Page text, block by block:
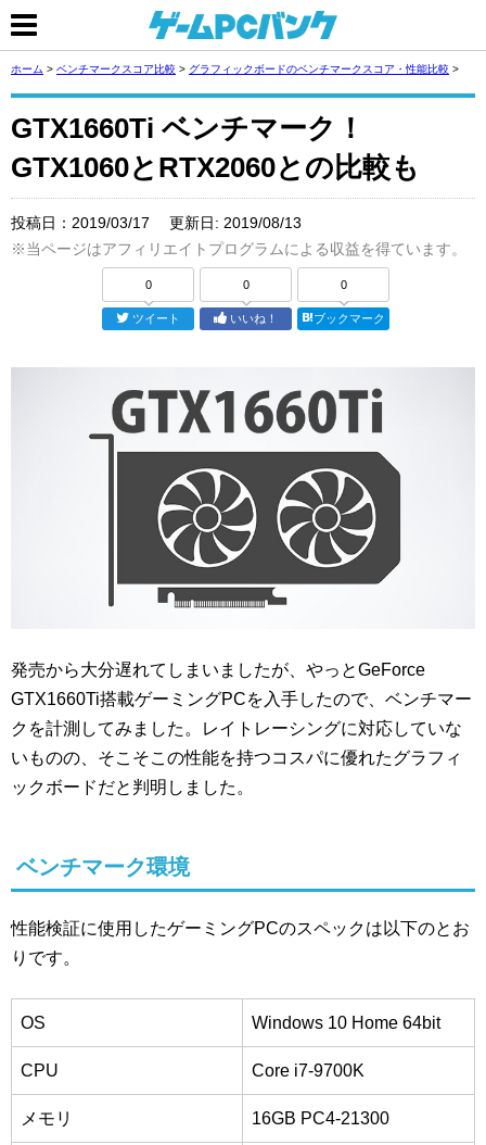
ホーム > ベンチマークスコア比較 > グラフィックボードのベンチマークスコア・性能比較 >
GTX1660Ti ベンチマーク！
GTX1060とRTX2060との比較も
投稿日： 2019/03/17 更新日: 2019/08/13
※当ページはアフィリエイトプログラムによる収益を得ています。
0
ツイート
0
いいね！
0
ブックマーク
発売から大分遅れてしまいましたが、やっとGeForce
GTX1660Ti搭載ゲーミングPCを入手したので、ベンチマー
クを計測してみました。レイトレーシングに対応していな
いものの、そこそこの性能を持つコスパに優れたグラフィ
ックボードだと判明しました。
ベンチマーク環境
性能検証に使用したゲーミングPCのスペックは以下のとお
りです。
OS Windows 10 Home 64bit
CPU Core i7-9700K
メモリ 16GB PC4-21300